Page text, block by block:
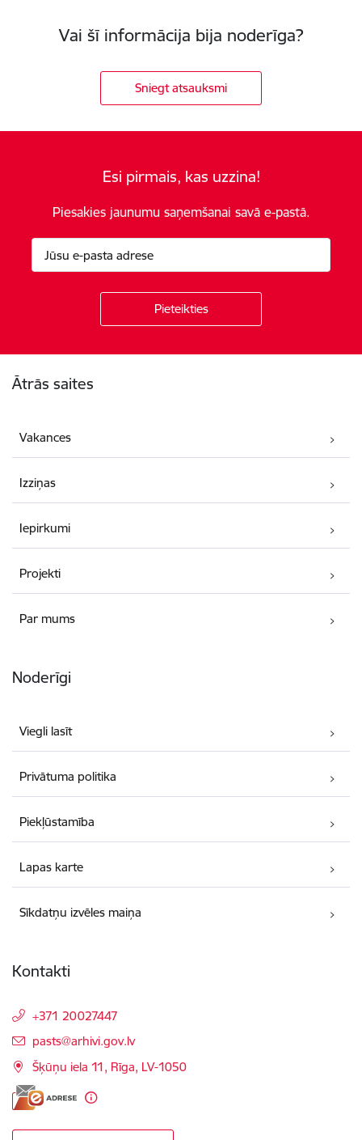
Vai šī informācija bija noderīga?
Sniegt atsauksmi
Esi pirmais, kas uzzina!
Piesakies jaunumu saņemšanai savā e-pastā.
Ātrās saites
Vakances
Izziņas
Iepirkumi
Projekti
Par mums
Noderīgi
Viegli lasīt
Privātuma politika
Piekļūstamība
Lapas karte
Sīkdatņu izvēles maiņa
Kontakti
+371 20027447
E-pasts:
pasts@arhivi.gov.lv
Šķūņu iela 11, Rīga, LV-1050